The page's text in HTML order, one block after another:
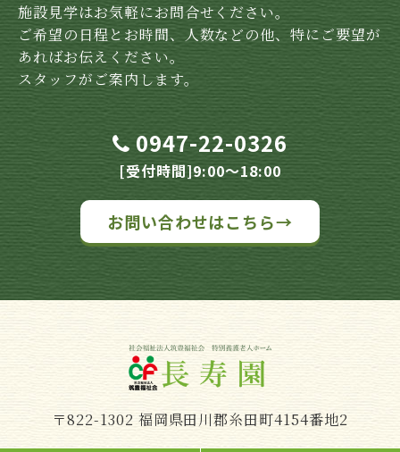
施設見学はお気軽にお問合せください。
ご希望の日程とお時間、人数などの他、特にご要望が
あればお伝えください。
スタッフがご案内します。
0947-22-0326
[受付時間]9:00～18:00
お問い合わせはこちら→
〒822-1302 福岡県田川郡糸田町4154番地2